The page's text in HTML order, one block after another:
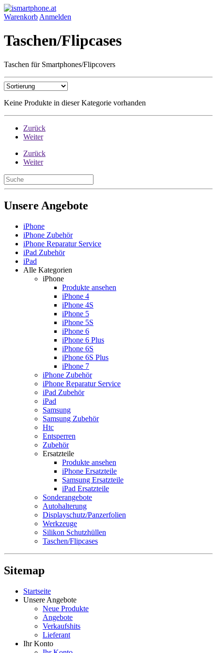
Warenkorb Anmelden
Taschen/Flipcases
Taschen für Smartphones/Flipcovers
Keine Produkte in dieser Kategorie vorhanden
Zurück
Weiter
Zurück
Weiter
Unsere Angebote
iPhone
iPhone Zubehör
iPhone Reparatur Service
iPad Zubehör
iPad
Alle Kategorien
iPhone
Produkte ansehen
iPhone 4
iPhone 4S
iPhone 5
iPhone 5S
iPhone 6
iPhone 6 Plus
iPhone 6S
iPhone 6S Plus
iPhone 7
iPhone Zubehör
iPhone Reparatur Service
iPad Zubehör
iPad
Samsung
Samsung Zubehör
Htc
Entsperren
Zubehör
Ersatzteile
Produkte ansehen
iPhone Ersatzteile
Samsung Ersatzteile
iPad Ersatzteile
Sonderangebote
Autohalterung
Displayschutz/Panzerfolien
Werkzeuge
Silikon Schutzhüllen
Taschen/Flipcases
Sitemap
Startseite
Unsere Angebote
Neue Produkte
Angebote
Verkaufshits
Lieferant
Ihr Konto